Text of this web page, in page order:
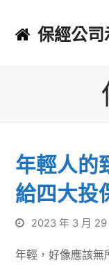
保經公
年輕人的
給四大投
2023 年 3 月 29
年輕，好像應該無